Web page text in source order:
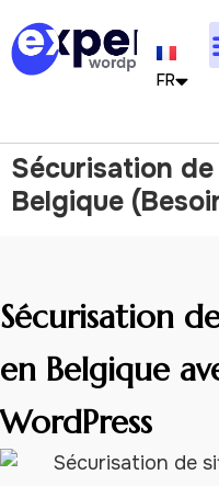
FR
IT
DE
NL
Sécurisation
Belgique
Sécurisation
en Belgique
WordPress